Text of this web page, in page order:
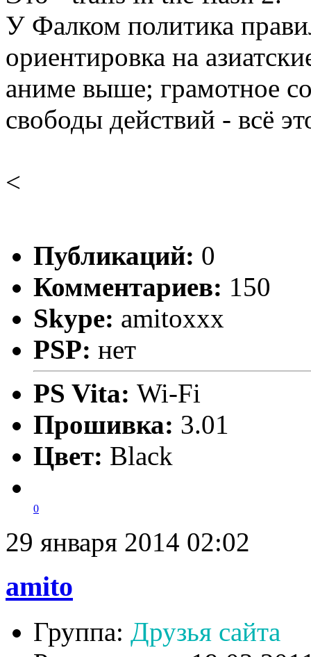
У Фалком политика
ориентировка на
аниме выше; грамотное
свободы действий - всё
<
Публикаций: 0
Комментариев: 150
Skype: amitoxxx
PSP: нет
PS Vita: Wi-Fi
Прошивка: 3.01
Цвет: Black
0
29 января 2014 02:02
amito
Группа: Друзья сайта